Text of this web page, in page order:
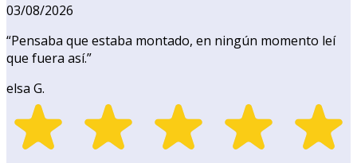
03/08/2026
“Pensaba que estaba montado, en ningún momento leí
que fuera así.”
elsa G.